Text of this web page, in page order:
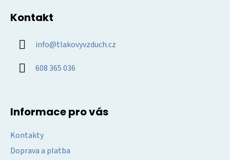
Kontakt
info@tlakovyvzduch.cz
608 365 036
Informace pro vás
Kontakty
Doprava a platba